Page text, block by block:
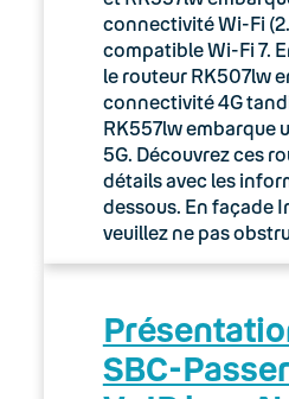
connectivité Wi-Fi
compatible Wi-Fi 7.
le routeur RK507lw
connectivité 4G
RK557lw embarque
5G. Découvrez ces
détails avec les
dessous. En façade
veuillez ne pas
SBC-